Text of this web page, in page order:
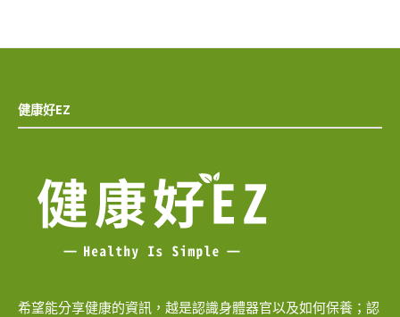
健康好EZ
希望能分享健康的資訊，越是認識身體器官以及如何保養；認